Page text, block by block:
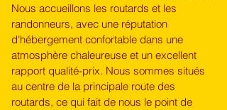
Nous accueillons les routards et les
randonneurs, avec une réputation
d'hébergement confortable dans une
atmosphère chaleureuse et un excellent
rapport qualité-prix. Nous sommes situés
au centre de la principale route des
routards, ce qui fait de nous le point de